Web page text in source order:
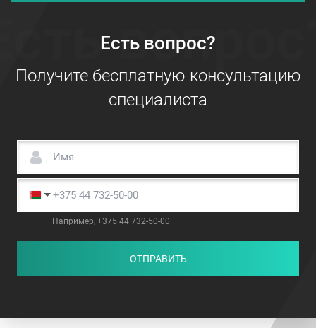
Есть вопрос?
Получите бесплатную консультацию
специалиста
Например, +375 44 732-50-00
ОТПРАВИТЬ